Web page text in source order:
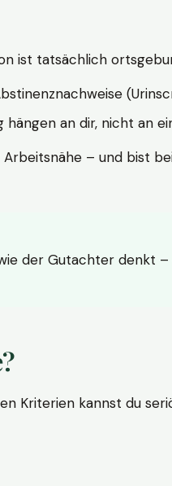
ist tatsächlich
an dir, nicht an
– und bist
der Gutachter denkt
Kriterien kannst du